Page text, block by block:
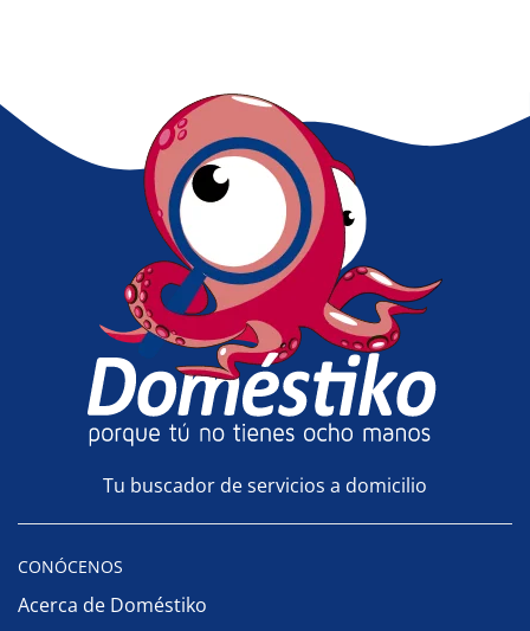
Tu buscador de servicios a domicilio
CONÓCENOS
Acerca de Doméstiko